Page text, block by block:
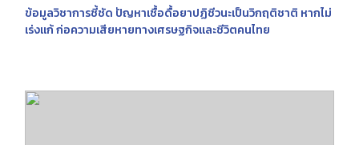
ข้อมูลวิชาการชี้ชัด ปัญหาเชื้อดื้อยาปฏิชีวนะเป็นวิกฤติชาติ หากไม่
เร่งแก้ ก่อความเสียหายทางเศรษฐกิจและชีวิตคนไทย